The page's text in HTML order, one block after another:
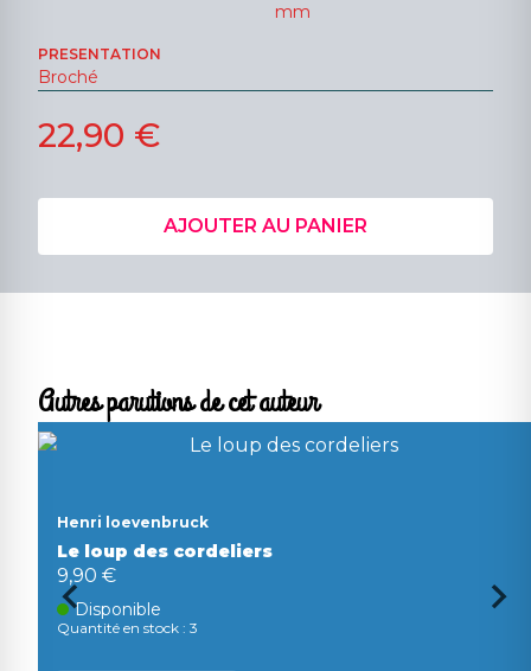
mm
PRESENTATION
Broché
22,90 €
AJOUTER AU PANIER
Autres parutions de cet auteur
Henri loevenbruck
Le loup des cordeliers
9,90 €
Disponible
Quantité en stock : 3